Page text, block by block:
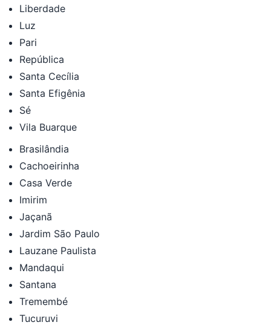
Liberdade
Luz
Pari
República
Santa Cecília
Santa Efigênia
Sé
Vila Buarque
Brasilândia
Cachoeirinha
Casa Verde
Imirim
Jaçanã
Jardim São Paulo
Lauzane Paulista
Mandaqui
Santana
Tremembé
Tucuruvi